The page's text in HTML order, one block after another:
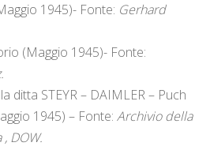
1945)- Fonte: Gerhard
(Maggio 1945)- Fonte:
ditta STEYR – DAIMLER – Puch
1945) – Fonte: Archivio della
DOW.